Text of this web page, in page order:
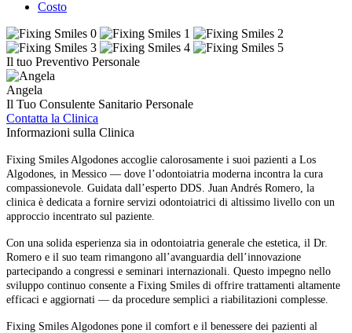
Costo
Il tuo Preventivo Personale
Angela
Il Tuo Consulente Sanitario Personale
Contatta la Clinica
Informazioni sulla Clinica
Fixing Smiles Algodones accoglie calorosamente i suoi pazienti a Los
Algodones, in Messico — dove l’odontoiatria moderna incontra la cura
compassionevole. Guidata dall’esperto DDS. Juan Andrés Romero, la
clinica è dedicata a fornire servizi odontoiatrici di altissimo livello con un
approccio incentrato sul paziente.
Con una solida esperienza sia in odontoiatria generale che estetica, il Dr.
Romero e il suo team rimangono all’avanguardia dell’innovazione
partecipando a congressi e seminari internazionali. Questo impegno nello
sviluppo continuo consente a Fixing Smiles di offrire trattamenti altamente
efficaci e aggiornati — da procedure semplici a riabilitazioni complesse.
Fixing Smiles Algodones pone il comfort e il benessere dei pazienti al